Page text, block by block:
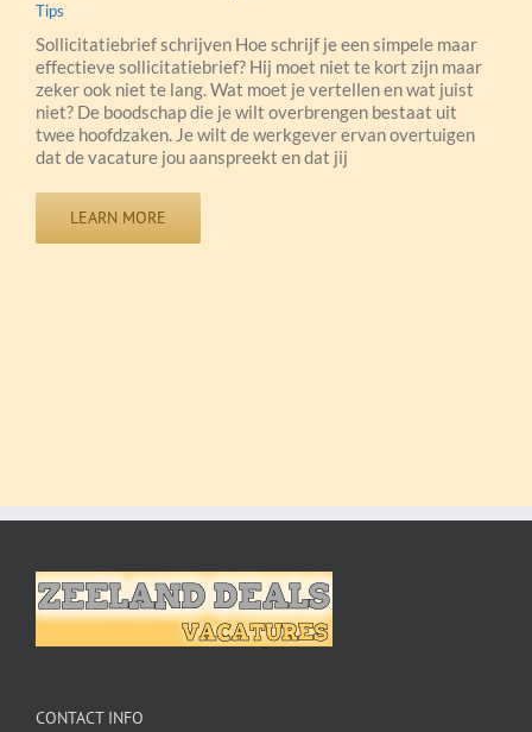
Tips
Sollicitatiebrief schrijven Hoe schrijf je een simpele maar
effectieve sollicitatiebrief? Hij moet niet te kort zijn maar
zeker ook niet te lang. Wat moet je vertellen en wat juist
niet? De boodschap die je wilt overbrengen bestaat uit
twee hoofdzaken. Je wilt de werkgever ervan overtuigen
dat de vacature jou aanspreekt en dat jij
LEARN MORE
CONTACT INFO